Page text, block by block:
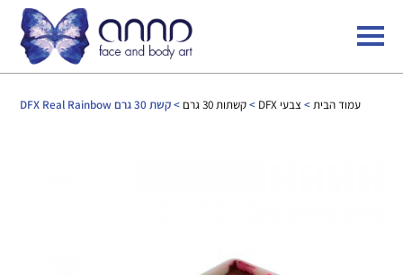
עמוד הבית> צבעי DFX >קשתות 30 גרם > קשת 30 גרם DFX Real Rainbow